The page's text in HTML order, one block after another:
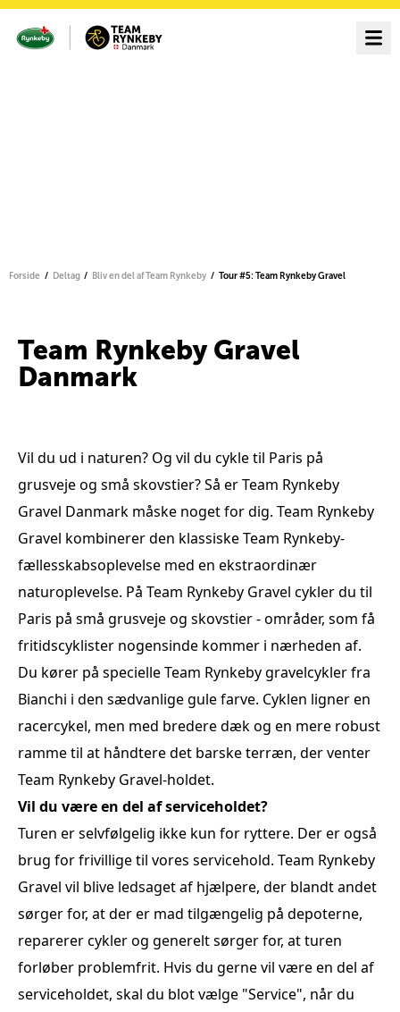
Forside Deltag Bliv en del af Team Rynkeby Tour #5: Team Rynkeby Gravel
Team Rynkeby Gravel
Danmark
Vil du ud i naturen? Og vil du cykle til Paris på
grusveje og små skovstier? Så er Team Rynkeby
Gravel Danmark måske noget for dig. Team Rynkeby
Gravel kombinerer den klassiske Team Rynkeby-
fællesskabsoplevelse med en ekstraordinær
naturoplevelse. På Team Rynkeby Gravel cykler du til
Paris på små grusveje og skovstier - områder, som få
fritidscyklister nogensinde kommer i nærheden af.
Du kører på specielle Team Rynkeby gravelcykler fra
Bianchi i den sædvanlige gule farve. Cyklen ligner en
racercykel, men med bredere dæk og en mere robust
ramme til at håndtere det barske terræn, der venter
Team Rynkeby Gravel-holdet.
Vil du være en del af serviceholdet?
Turen er selvfølgelig ikke kun for ryttere. Der er også
brug for frivillige til vores servicehold. Team Rynkeby
Gravel vil blive ledsaget af hjælpere, der blandt andet
sørger for, at der er mad tilgængelig på depoterne,
reparerer cykler og generelt sørger for, at turen
forløber problemfrit. Hvis du gerne vil være en del af
serviceholdet, skal du blot vælge "Service", når du